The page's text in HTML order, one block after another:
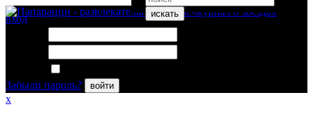
искать
вход
Забыли пароль?
войти
x